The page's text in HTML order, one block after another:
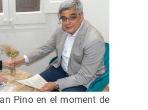
Pino en el moment de